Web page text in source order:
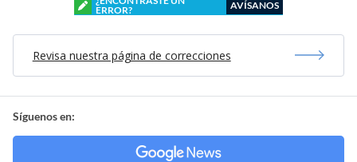
ERROR?
AVÍSANOS
Revisa nuestra página de correcciones
Síguenos en: